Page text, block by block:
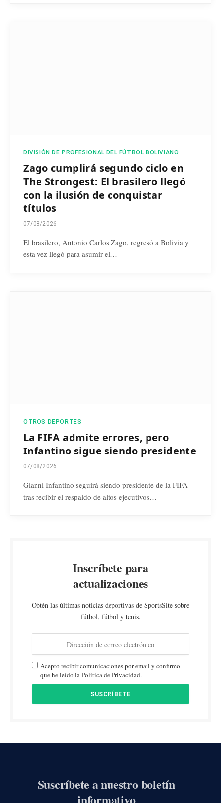
DIVISIÓN DE PROFESIONAL DEL FÚTBOL BOLIVIANO
Zago cumplirá segundo ciclo en
The Strongest: El brasilero llegó
con la ilusión de conquistar
títulos
07/08/2026
El brasilero, Antonio Carlos Zago, regresó a Bolivia y
esta vez llegó para asumir el…
OTROS DEPORTES
La FIFA admite errores, pero
Infantino sigue siendo presidente
07/08/2026
Gianni Infantino seguirá siendo presidente de la FIFA
tras recibir el respaldo de altos ejecutivos…
Inscríbete para
actualizaciones
Obtén las últimas noticias deportivas de SportsSite sobre
fútbol, fútbol y tenis.
Acepto recibir comunicaciones por email y confirmo
que he leído la Política de Privacidad.
Suscríbete a nuestro boletín
informativo